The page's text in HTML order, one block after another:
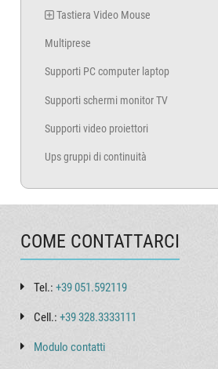
Tastiera Video Mouse
Multiprese
Supporti PC computer laptop
Supporti schermi monitor TV
Supporti video proiettori
Ups gruppi di continuità
COME CONTATTARCI
Tel.:+39 051.592119
Cell.:+39 328.3333111
Modulo contatti